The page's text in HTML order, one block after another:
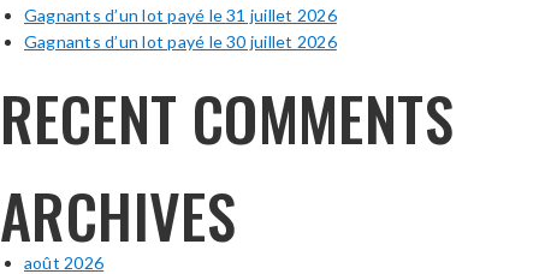
Gagnants d’un lot payé le 31 juillet 2026
Gagnants d’un lot payé le 30 juillet 2026
RECENT COMMENTS
ARCHIVES
août 2026